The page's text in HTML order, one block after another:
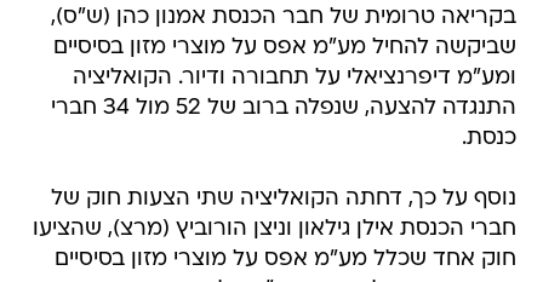
בקריאה טרומית של חבר הכנסת אמנון כהן (ש"ס),
שביקשה להחיל מע"מ אפס על מוצרי מזון בסיסיים
ומע"מ דיפרנציאלי על תחבורה ודיור. הקואליציה
התנגדה להצעה, שנפלה ברוב של 52 מול 34 חברי
כנסת.
נוסף על כך, דחתה הקואליציה שתי הצעות חוק של
חברי הכנסת אילן גילאון וניצן הורוביץ (מרצ), שהציעו
חוק אחד שכלל מע"מ אפס על מוצרי מזון בסיסיים